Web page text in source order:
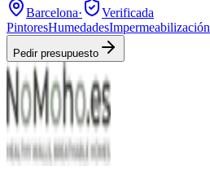
Barcelona·
Verificada
PintoresHumedadesImpermeabilización
Pedir presupuesto